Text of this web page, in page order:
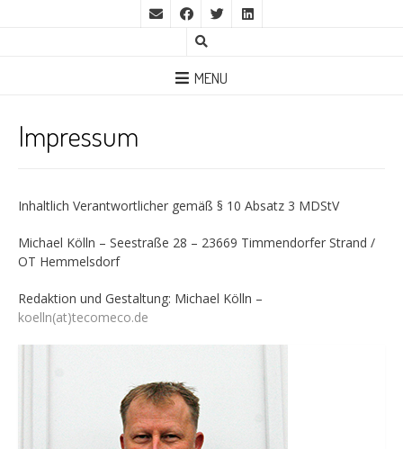
MENU
Impressum
Inhaltlich Verantwortlicher gemäß § 10 Absatz 3 MDStV
Michael Kölln – Seestraße 28 – 23669 Timmendorfer Strand /
OT Hemmelsdorf
Redaktion und Gestaltung: Michael Kölln –
koelln(at)tecomeco.de